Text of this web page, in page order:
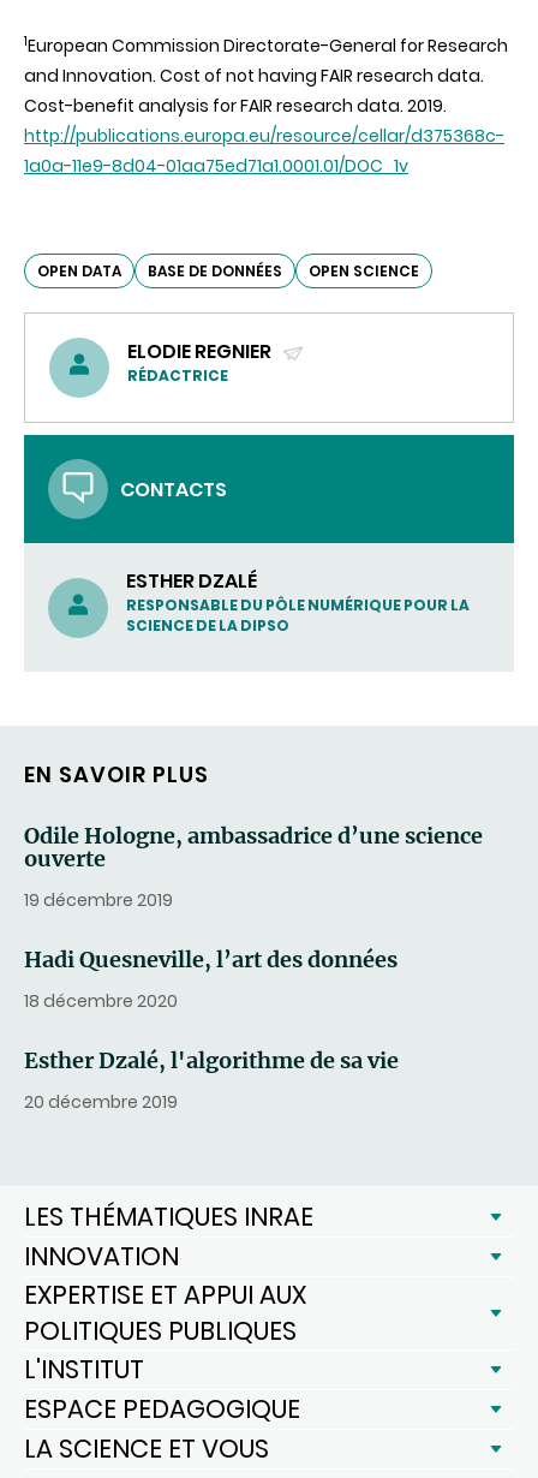
1European Commission Directorate-General for Research
and Innovation. Cost of not having FAIR research data.
Cost-benefit analysis for FAIR research data. 2019.
http://publications.europa.eu/resource/cellar/d375368c-
1a0a-11e9-8d04-01aa75ed71a1.0001.01/DOC_1v
OPEN DATA BASE DE DONNÉES OPEN SCIENCE
ELODIE REGNIER
(ENVOYER
COURRIEL)
RÉDACTRICE
CONTACTS
ESTHER DZALÉ
RESPONSABLE DU PÔLE NUMÉRIQUE POUR LA
SCIENCE DE LA DIPSO
EN SAVOIR PLUS
Odile Hologne, ambassadrice d’une science
ouverte
19 décembre 2019
Hadi Quesneville, l’art des données
18 décembre 2020
Esther Dzalé, l'algorithme de sa vie
20 décembre 2019
LES THÉMATIQUES INRAE
INNOVATION
EXPERTISE ET APPUI AUX
POLITIQUES PUBLIQUES
L'INSTITUT
ESPACE PEDAGOGIQUE
LA SCIENCE ET VOUS